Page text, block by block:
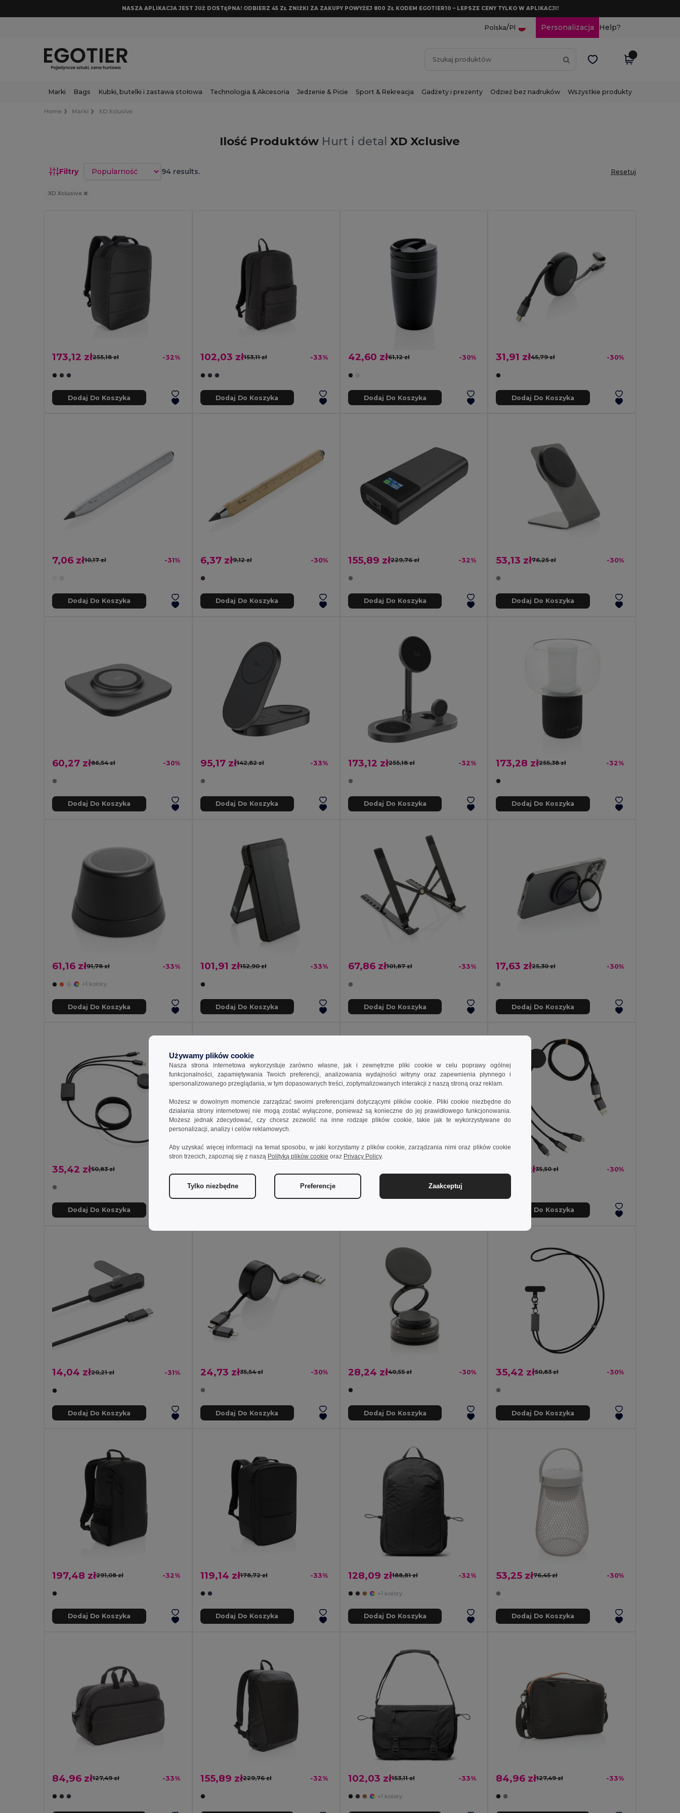
NASZA APLIKACJA JEST JUŻ DOSTĘPNA! ODBIERZ 45 ZŁ ZNIŻKI ZA ZAKUPY POWYŻEJ 800 ZŁ KODEM EGOTIER10 – LEPSZE CENY TYLKO W APLIKACJI!
Polska/Pl Personalizacja Help?
Marki Bags Kubki, butelki i zastawa stołowa Technologia & Akcesoria Jedzenie & Picie Sport & Rekreacja Gadżety i prezenty Odzież bez nadruków Wszystkie produkty
Home Marki XD Xclusive
Ilość Produktów Hurt i detal XD Xclusive
Filtry Sortuj według 94 results. Resetuj
XD Xclusive
173,12 zł255,18 zł -32%
Dodaj Do Koszyka
102,03 zł153,11 zł -33%
Dodaj Do Koszyka
42,60 zł61,12 zł -30%
Dodaj Do Koszyka
31,91 zł45,79 zł -30%
Dodaj Do Koszyka
7,06 zł10,17 zł -31%
Dodaj Do Koszyka
6,37 zł9,12 zł -30%
Dodaj Do Koszyka
155,89 zł229,76 zł -32%
Dodaj Do Koszyka
53,13 zł76,25 zł -30%
Dodaj Do Koszyka
60,27 zł86,54 zł -30%
Dodaj Do Koszyka
95,17 zł142,82 zł -33%
Dodaj Do Koszyka
173,12 zł255,18 zł -32%
Dodaj Do Koszyka
173,28 zł255,38 zł -32%
Dodaj Do Koszyka
61,16 zł91,78 zł -33%
+1 kolory
Dodaj Do Koszyka
101,91 zł152,90 zł -33%
Dodaj Do Koszyka
67,86 zł101,87 zł -33%
Dodaj Do Koszyka
17,63 zł25,30 zł -30%
Dodaj Do Koszyka
35,42 zł50,83 zł
Dodaj Do Koszyka
24,73 zł35,50 zł -30%
Dodaj Do Koszyka
14,04 zł20,21 zł -31%
Dodaj Do Koszyka
24,73 zł35,54 zł -30%
Dodaj Do Koszyka
28,24 zł40,55 zł -30%
Dodaj Do Koszyka
35,42 zł50,83 zł -30%
Dodaj Do Koszyka
197,48 zł291,08 zł -32%
Dodaj Do Koszyka
119,14 zł178,72 zł -33%
Dodaj Do Koszyka
128,09 zł188,81 zł -32%
+1 kolory
Dodaj Do Koszyka
53,25 zł76,45 zł -30%
Dodaj Do Koszyka
84,96 zł127,49 zł -33% 155,89 zł229,76 zł -32% 102,03 zł153,11 zł -33%
+1 kolory
84,96 zł127,49 zł -33%
Używamy plików cookie
Nasza strona internetowa wykorzystuje zarówno własne, jak i zewnętrzne pliki cookie w celu poprawy ogólnej
funkcjonalności, zapamiętywania Twoich preferencji, analizowania wydajności witryny oraz zapewnienia płynnego i
spersonalizowanego przeglądania, w tym dopasowanych treści, zoptymalizowanych interakcji z naszą stroną oraz reklam.
Możesz w dowolnym momencie zarządzać swoimi preferencjami dotyczącymi plików cookie. Pliki cookie niezbędne do
działania strony internetowej nie mogą zostać wyłączone, ponieważ są konieczne do jej prawidłowego funkcjonowania.
Możesz jednak zdecydować, czy chcesz zezwolić na inne rodzaje plików cookie, takie jak te wykorzystywane do
personalizacji, analizy i celów reklamowych.
Aby uzyskać więcej informacji na temat sposobu, w jaki korzystamy z plików cookie, zarządzania nimi oraz plików cookie
stron trzecich, zapoznaj się z naszą Polityką plików cookie oraz Privacy Policy.
Tylko niezbędne Preferencje Zaakceptuj